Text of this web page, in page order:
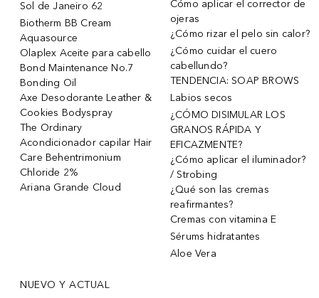
Sol de Janeiro 62
Biotherm BB Cream
Aquasource
Olaplex Aceite para cabello
Bond Maintenance No.7
Bonding Oil
Axe Desodorante Leather &
Cookies Bodyspray
The Ordinary
Acondicionador capilar Hair
Care Behentrimonium
Chloride 2%
Ariana Grande Cloud
Cómo aplicar el corrector de
ojeras
¿Cómo rizar el pelo sin calor?
¿Cómo cuidar el cuero
cabellundo?
TENDENCIA: SOAP BROWS
Labios secos
¿CÓMO DISIMULAR LOS
GRANOS RÁPIDA Y
EFICAZMENTE?
¿Cómo aplicar el iluminador?
/ Strobing
¿Qué son las cremas
reafirmantes?
Cremas con vitamina E
Sérums hidratantes
Aloe Vera
NUEVO Y ACTUAL